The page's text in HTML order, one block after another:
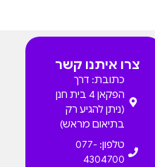
צרו איתנו קשר
כתובת: דרך
הפקאן 4 בית חנן
(ניתן להגיע רק
בתיאום מראש)
טלפון: 077-
4304700